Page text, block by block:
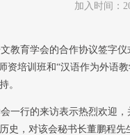
加入时间：
教育学会的合作协议签字
资培训班和“汉语作为外语
。
一行的来访表示热烈欢迎
史，对该会秘书长董鹏程